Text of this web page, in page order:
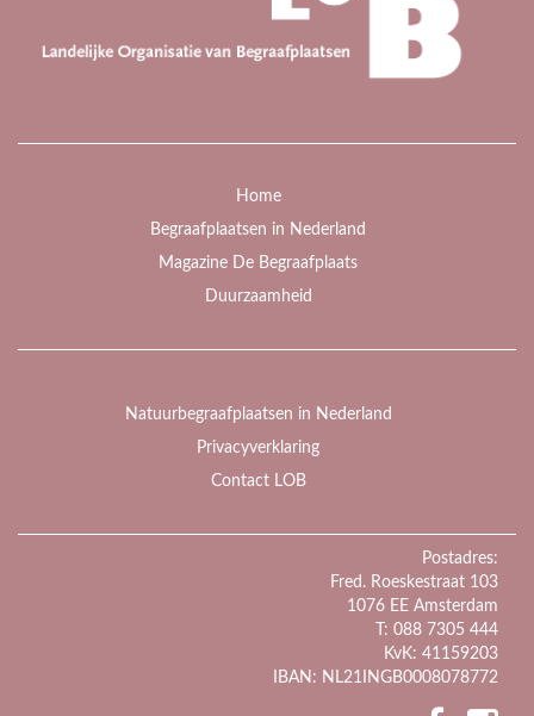
Home
Begraafplaatsen in Nederland
Magazine De Begraafplaats
Duurzaamheid
Natuurbegraafplaatsen in Nederland
Privacyverklaring
Contact LOB
Postadres:
Fred. Roeskestraat 103
1076 EE Amsterdam
T: 088 7305 444
KvK: 41159203
IBAN: NL21INGB0008078772